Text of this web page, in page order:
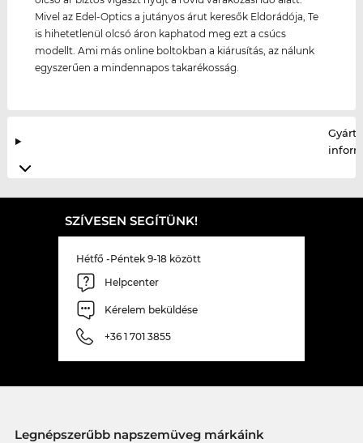
Mivel az Edel-Optics a jutányos árut keresők Eldorádója, Te
is hihetetlenül olcsó áron kaphatod meg ezt a csúcs
modellt. Ami más online boltokban a kiárusítás, az nálunk
egyszerűen a mindennapos takarékosság.
SZÍVESEN SEGÍTÜNK!
Hétfő -Péntek 9-18 között
Helpcenter
Kérelem beküldése
+36 1 701 3855
Legnépszerűbb napszemüveg márkáink